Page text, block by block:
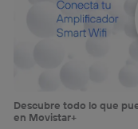
Descubre todo lo que
en Movistar+